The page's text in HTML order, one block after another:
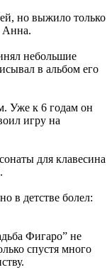
но выжило только
Анна.
небольшие
в альбом его
Уже к 6 годам он
игру на
для клавесина
в детстве болел:
Фигаро” не
спустя много